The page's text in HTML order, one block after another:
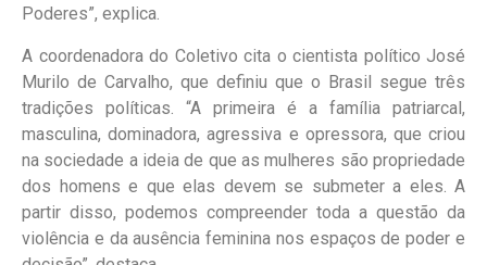
Poderes”, explica.
A coordenadora do Coletivo cita o cientista político José
Murilo de Carvalho, que definiu que o Brasil segue três
tradições políticas. “A primeira é a família patriarcal,
masculina, dominadora, agressiva e opressora, que criou
na sociedade a ideia de que as mulheres são propriedade
dos homens e que elas devem se submeter a eles. A
partir disso, podemos compreender toda a questão da
violência e da ausência feminina nos espaços de poder e